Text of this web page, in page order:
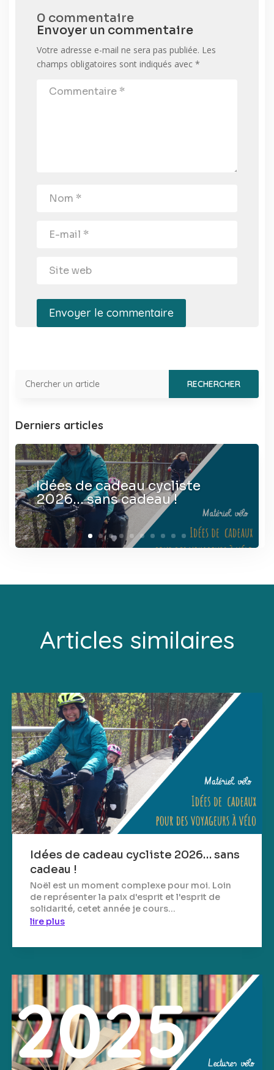
0 commentaire
Envoyer un commentaire
Votre adresse e-mail ne sera pas publiée. Les
champs obligatoires sont indiqués avec *
Envoyer le commentaire
Derniers articles
Idées de cadeau cycliste
2026… sans cadeau !
Articles similaires
Idées de cadeau cycliste 2026… sans
cadeau !
Noël est un moment complexe pour moi. Loin
de représenter la paix d'esprit et l'esprit de
solidarité, cetet année je cours...
lire plus